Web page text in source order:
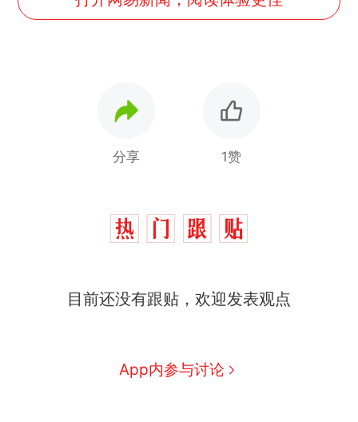
分享 1赞
目前还没有跟贴，欢迎发表观点
App内参与讨论
热 十多万人报名的考试，成绩